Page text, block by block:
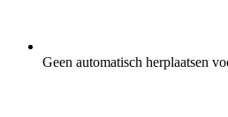
Geen automatisch herplaatsen